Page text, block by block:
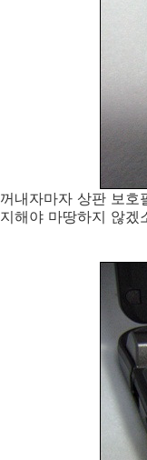
꺼내자마자 상판 보
지해야 마땅하지 않겠